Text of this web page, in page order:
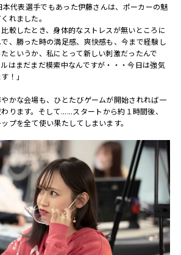
代表選手でもあった伊藤さんは、ポーカーの魅
れました。
較したとき、身体的なストレスが無いところに
、勝った時の満足感、爽快感も、今まで経験し
というか、私にとって新しい刺激だったんで
はまだまだ模索中なんですが・・・今日は強気
！」
かな会場も、ひとたびゲームが開始されれば一
ります。そして......スタートから約１時間後、
プを全て使い果たしてしまいます。